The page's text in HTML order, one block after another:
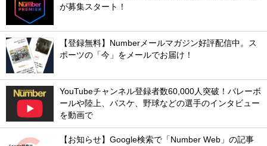
が募集スタート！
【登録無料】Numberメールマガジン好評配信中。ス
ポーツの「今」をメールでお届け！
YouTubeチャンネル登録者数60,000人突破！バレーボ
ールや陸上、バスケ、野球などの選手のインタビュー
を動画で
【お知らせ】Google検索で「Number Web」の記事